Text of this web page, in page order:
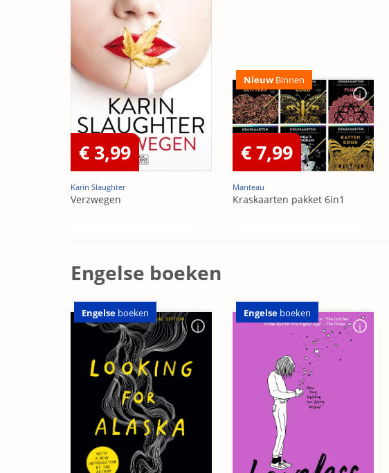
€ 3,99
Karin Slaughter
Verzwegen
Nieuw Binnen
€ 7,99
Manteau
Kraskaarten pakket 6in1
Engelse boeken
Engelse boeken Engelse boeken